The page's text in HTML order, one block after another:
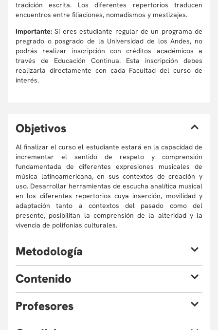
tradición escrita. Los diferentes repertorios traducen
encuentros entre filiaciones, nomadismos y mestizajes.
Importante: Si eres estudiante regular de un programa de
pregrado o posgrado de la Universidad de los Andes, no
podrás realizar inscripción con créditos académicos a
través de Educación Continua. Esta inscripción debes
realizarla directamente con cada Facultad del curso de
interés.
Objetivos
Al finalizar el curso el estudiante estará en la capacidad de
incrementar el sentido de respeto y comprensión
fundamentada de diferentes expresiones musicales de
música latinoamericana, en sus contextos de creación y
uso. Desarrollar herramientas de escucha analítica musical
en los diferentes repertorios cuya inserción, movilidad y
adaptación tanto a contextos del pasado como del
presente, posibilitan la comprensión de la alteridad y la
vivencia de polifonías culturales.
Metodología
y una pregunta clave, se desarrollan talleres de audición
temas claves, buscan repertorios convergentes o
divergentes con los ejes de debate, realizan algunas
Contenido
Música de pueblos originarios
Profesores